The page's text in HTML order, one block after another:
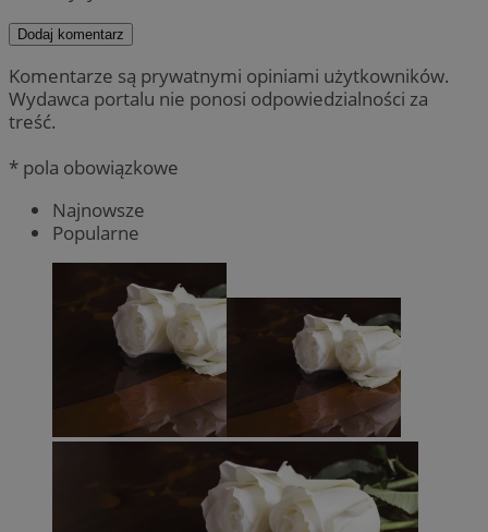
Dodaj komentarz
Komentarze są prywatnymi opiniami użytkowników.
Wydawca portalu nie ponosi odpowiedzialności za
treść.
* pola obowiązkowe
Najnowsze
Popularne